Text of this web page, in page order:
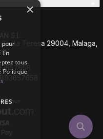
S.L
Teresa 29004, Malaga,
×
pour
tous
Politique